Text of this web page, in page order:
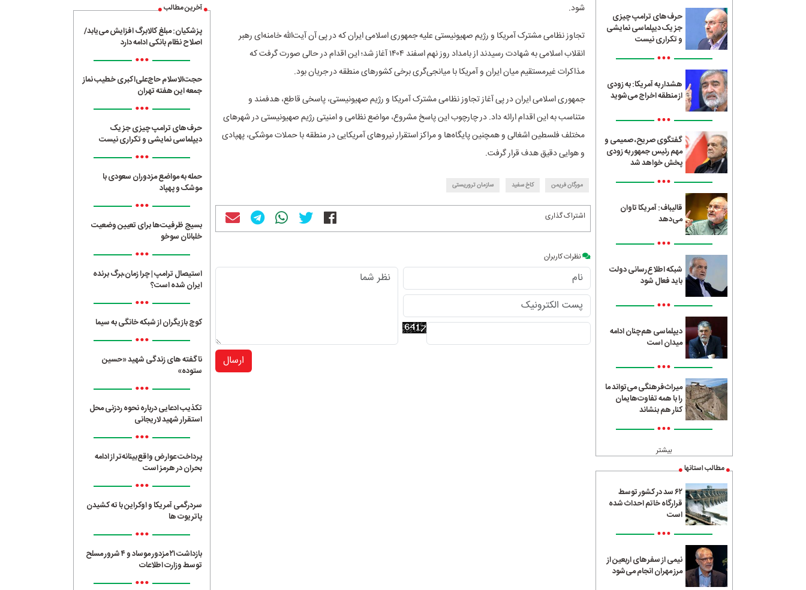
حرف‌های ترامپ چیزی
جز یک دیپلماسی نمایشی
و تکراری نیست
•••
هشدار به آمریکا: به زودی
از منطقه اخراج می‌شوید
•••
گفتگوی صریح، صمیمی و
مهم رئیس جمهور به زودی
پخش خواهد شد
•••
قالیباف: آمریکا تاوان
می‌دهد
•••
شبکه اطلاع‌رسانی دولت
باید فعال شود
•••
دیپلماسی هم‌چنان ادامه
میدان است
•••
میراث‌فرهنگی می‌تواند ما
را با همه تفاوت‌هایمان
کنار هم بنشاند
•••
بیشتر
مطالب استانها
۶۲ سد در کشور توسط
قرارگاه خاتم احداث شده
است
•••
نیمی از سفرهای اربعین از
مرز مهران انجام می‌شود
شود.
تجاوز نظامی مشترک آمریکا و رژیم صهیونیستی علیه جمهوری اسلامی ایران که در پی آن آیت‌الله خامنه‌ای رهبر
انقلاب اسلامی به شهادت رسیدند از بامداد روز نهم اسفند ۱۴۰۴ آغاز شد؛ این اقدام در حالی صورت گرفت که
مذاکرات غیرمستقیم میان ایران و آمریکا با میانجی‌گری برخی کشورهای منطقه در جریان بود.
جمهوری اسلامی ایران در پی آغاز تجاوز نظامی مشترک آمریکا و رژیم صهیونیستی، پاسخی قاطع، هدفمند و
متناسب به این اقدام ارائه داد. در چارچوب این پاسخ مشروع، مواضع نظامی و امنیتی رژیم صهیونیستی در شهرهای
مختلف فلسطین اشغالی و همچنین پایگاه‌ها و مراکز استقرار نیروهای آمریکایی در منطقه با حملات موشکی، پهپادی
و هوایی دقیق هدف قرار گرفت.
مورگان فریمن کاخ سفید سازمان تروریستی
اشتراک گذاری
نظرات کاربران
ارسال
آخرین مطالب
پزشکیان: مبلغ کالابرگ افزایش می‌یابد/
اصلاح نظام بانکی ادامه دارد
•••
حجت‌الاسلام حاج‌علی‌اکبری خطیب نماز
جمعه این هفته تهران
•••
حرف‌های ترامپ چیزی جز یک
دیپلماسی نمایشی و تکراری نیست
•••
حمله به مواضع مزدوران سعودی با
موشک و پهپاد
•••
بسیج ظرفیت‌ها برای تعیین وضعیت
خلبانان سوخو
•••
استیصال ترامپ | چرا زمان،برگ برنده
ایران شده است؟
•••
کوچ بازیگران از شبکه خانگی به سیما
•••
ناگفته های زندگی شهید «حسین
ستوده»
•••
تکذیب ادعایی درباره نحوه ردزنی محل
استقرار شهید لاریجانی
•••
پرداخت عوارض واقع‌بینانه‌تر از ادامه
بحران در هرمز است
•••
سردرگمی آمریکا و اوکراین با ته کشیدن
پاتریوت ها
•••
بازداشت ۲۱ مزدور موساد و ۴ شرور مسلح
توسط وزارت اطلاعات
•••